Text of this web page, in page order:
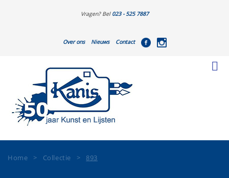
Vragen? Bel 023 - 525 7887
Over ons Nieuws Contact
Home > Collectie > 893